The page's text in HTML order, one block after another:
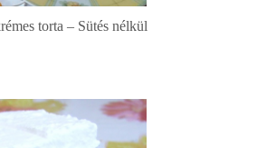
torta – Sütés nélkül